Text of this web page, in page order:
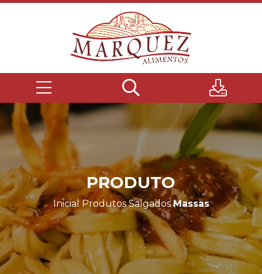
PRODUTO
Inicial Produtos Salgados Massas